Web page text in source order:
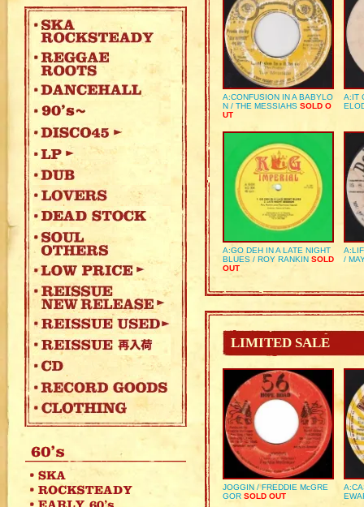
A:CONFUSION IN A BABYLO
N / THE MESSIAHS SOLD O
UT
A:IT
A:GO DEH IN A LATE NIGHT
BLUES / ROY RANKIN SOLD
OUT
/
LIMITED SALE
JOGGIN / FREDDIE McGRE
GOR SOLD OUT